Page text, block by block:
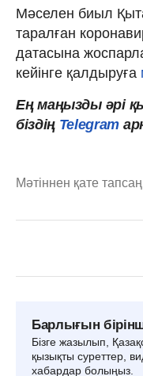
Мәселен биыл
таралған
датасына
кейінге қалдыруға
Ең маңызды әрі
біздің Telegram
Мәтіннен қате
Барлығын
Бізге жазылып,
қызықты суреттер,
хабардар болыңыз.